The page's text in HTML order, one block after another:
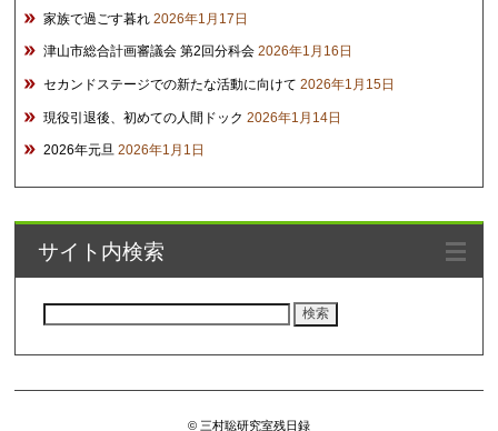
家族で過ごす暮れ 2026年1月17日
津山市総合計画審議会 第2回分科会 2026年1月16日
セカンドステージでの新たな活動に向けて 2026年1月15日
現役引退後、初めての人間ドック 2026年1月14日
2026年元旦 2026年1月1日
サイト内検索
© 三村聡研究室残日録